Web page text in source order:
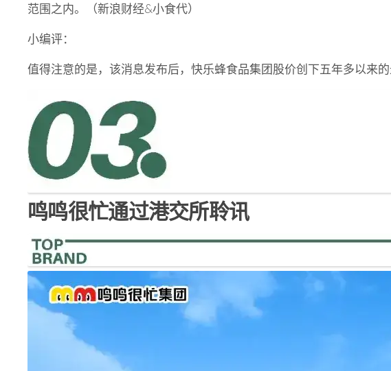
范围之内。（新浪财经&小食代）
小编评：
值得注意的是，该消息发布后，快乐蜂食品集团股价创下五年多以来
鸣鸣很忙通过港交所聆讯